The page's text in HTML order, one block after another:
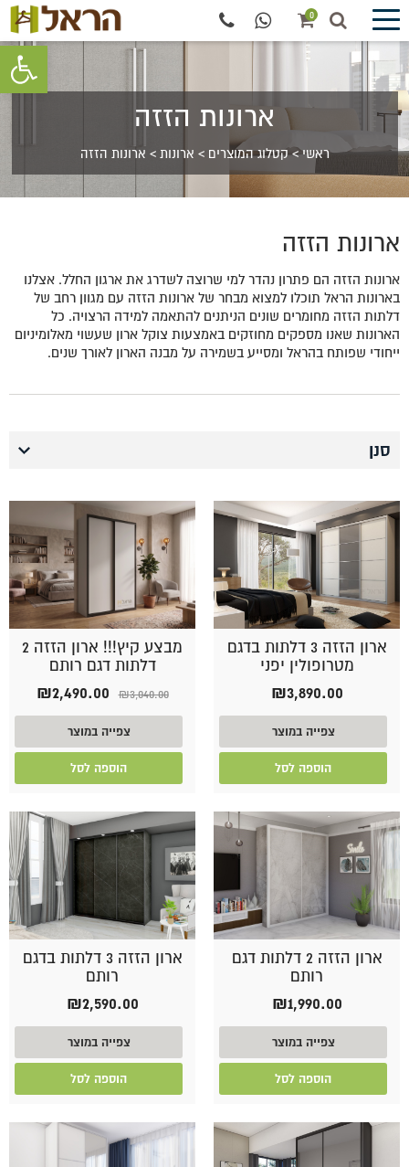
פתח
0
ארונות הזזה
ראשי>קטלוג המוצרים > ארונות > ארונות הזזה
ארונות הזזה
ארונות הזזה הם פתרון נהדר למי שרוצה לשדרג את ארגון החלל. אצלנו
בארונות הראל תוכלו למצוא מבחר של ארונות הזזה עם מגוון רחב של
דלתות הזזה מחומרים שונים הניתנים להתאמה למידה הרצויה. כל
הארונות שאנו מספקים מחוזקים באמצעות צוקל ארון שעשוי מאלומיניום
ייחודי שפותח בהראל ומסייע בשמירה על מבנה הארון לאורך שנים.
סנן
ארון הזזה 3 דלתות בדגם
מטרופולין יפני
₪3,890.00
צפייה במוצר
הוספה לסל
מבצע קיץ!!! ארון הזזה 2
דלתות דגם רותם
₪3,040.00
המחיר
היה:
₪3,040.00.
₪2,490.00
צפייה במוצר
הוספה לסל
ארון הזזה 2 דלתות דגם
רותם
₪1,990.00
צפייה במוצר
הוספה לסל
ארון הזזה 3 דלתות בדגם
רותם
₪2,590.00
צפייה במוצר
הוספה לסל